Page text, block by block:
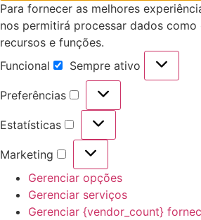
Para fornecer as melhores
nos permitirá processar dados
recursos e funções.
Funcional
Funcional
Sempre ativo
Preferências
Preferências
Estatísticas
Estatísticas
Marketing
Marketing
Gerenciar opções
Gerenciar serviços
Gerenciar {vendor_count}